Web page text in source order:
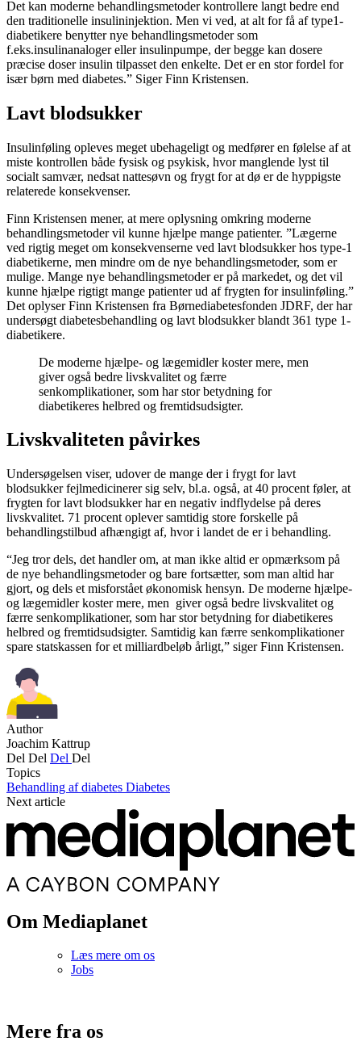
Det kan moderne behandlingsmetoder kontrollere langt bedre end
den traditionelle insulininjektion. Men vi ved, at alt for få af type1-
diabetikere benytter nye behandlingsmetoder som
f.eks.insulinanaloger eller insulinpumpe, der begge kan dosere
præcise doser insulin tilpasset den enkelte. Det er en stor fordel for
især børn med diabetes.” Siger Finn Kristensen.
Lavt blodsukker
Insulinføling opleves meget ubehageligt og medfører en følelse af at
miste kontrollen både fysisk og psykisk, hvor manglende lyst til
socialt samvær, nedsat nattesøvn og frygt for at dø er de hyppigste
relaterede konsekvenser.
Finn Kristensen mener, at mere oplysning omkring moderne
behandlingsmetoder vil kunne hjælpe mange patienter. ”Lægerne
ved rigtig meget om konsekvenserne ved lavt blodsukker hos type-1
diabetikerne, men mindre om de nye behandlingsmetoder, som er
mulige. Mange nye behandlingsmetoder er på markedet, og det vil
kunne hjælpe rigtigt mange patienter ud af frygten for insulinføling.”
Det oplyser Finn Kristensen fra Børnediabetesfonden JDRF, der har
undersøgt diabetesbehandling og lavt blodsukker blandt 361 type 1-
diabetikere.
De moderne hjælpe- og lægemidler koster mere, men
giver også bedre livskvalitet og færre
senkomplikationer, som har stor betydning for
diabetikeres helbred og fremtidsudsigter.
Livskvaliteten påvirkes
Undersøgelsen viser, udover de mange der i frygt for lavt
blodsukker fejlmedicinerer sig selv, bl.a. også, at 40 procent føler, at
frygten for lavt blodsukker har en negativ indflydelse på deres
livskvalitet. 71 procent oplever samtidig store forskelle på
behandlingstilbud afhængigt af, hvor i landet de er i behandling.
“Jeg tror dels, det handler om, at man ikke altid er opmærksom på
de nye behandlingsmetoder og bare fortsætter, som man altid har
gjort, og dels et misforstået økonomisk hensyn. De moderne hjælpe-
og lægemidler koster mere, men giver også bedre livskvalitet og
færre senkomplikationer, som har stor betydning for diabetikeres
helbred og fremtidsudsigter. Samtidig kan færre senkomplikationer
spare statskassen for et milliardbeløb årligt,” siger Finn Kristensen.
Author
Joachim Kattrup
Del Del Del Del
Topics
Behandling af diabetes Diabetes
Next article
Om Mediaplanet
Læs mere om os
Jobs
Mere fra os